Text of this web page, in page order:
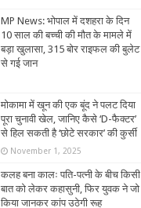
MP News: भोपाल में दशहरा के दिन
10 साल की बच्ची की मौत के मामले में
बड़ा खुलासा, 315 बोर राइफल की बुलेट
से गई जान
मोकामा में खून की एक बूंद ने पलट दिया
पूरा चुनावी खेल, जानिए कैसे ‘D-फैक्टर’
से हिल सकती है ‘छोटे सरकार’ की कुर्सी
November 1, 2025
कलह बना कालः पति-पत्नी के बीच किसी
बात को लेकर कहासुनी, फिर युवक ने जो
किया जानकर कांप उठेगी रूह